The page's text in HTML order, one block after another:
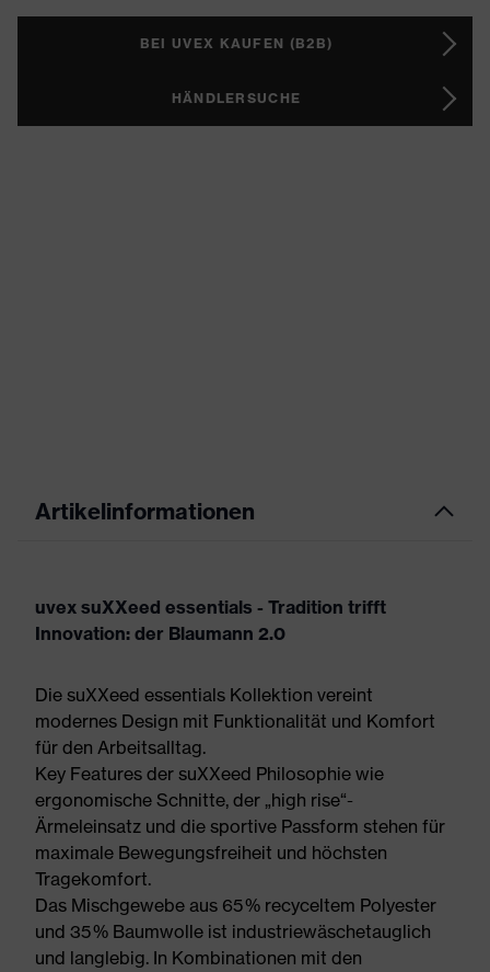
BEI UVEX KAUFEN (B2B)
HÄNDLERSUCHE
Artikelinformationen
uvex suXXeed essentials - Tradition trifft
Innovation: der Blaumann 2.0
Die suXXeed essentials Kollektion vereint
modernes Design mit Funktionalität und Komfort
für den Arbeitsalltag.
Key Features der suXXeed Philosophie wie
ergonomische Schnitte, der „high rise“-
Ärmeleinsatz und die sportive Passform stehen für
maximale Bewegungsfreiheit und höchsten
Tragekomfort.
Das Mischgewebe aus 65 % recyceltem Polyester
und 35 % Baumwolle ist industriewäschetauglich
und langlebig. In Kombinationen mit den